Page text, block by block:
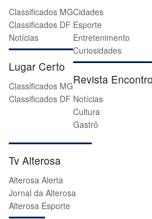
Classificados MG
Classificados DF
Notícias
Lugar Certo
Classificados MG
Classificados DF
Cidades
Esporte
Entretenimento
Curiosidades
Revista Encontro
Notícias
Cultura
Gastrô
Tv Alterosa
Alterosa Alerta
Jornal da Alterosa
Alterosa Esporte